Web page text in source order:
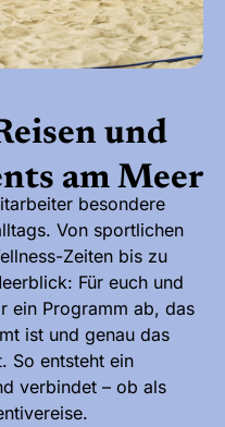
und
am Meer
besondere
Von sportlichen
Zeiten bis zu
Für euch und
ein Programm ab, das
ist und genau das
So entsteht ein
verbindet – ob als